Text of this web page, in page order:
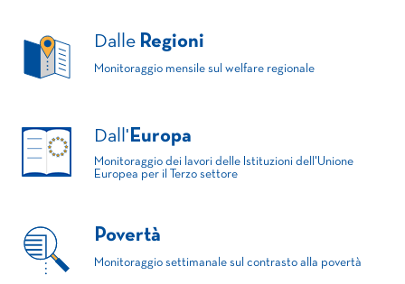
Dalle Regioni
Monitoraggio mensile sul welfare regionale
Dall' Europa
Monitoraggio dei lavori delle Istituzioni dell'Unione
Europea per il Terzo settore
Povertà
Monitoraggio settimanale sul contrasto alla povertà